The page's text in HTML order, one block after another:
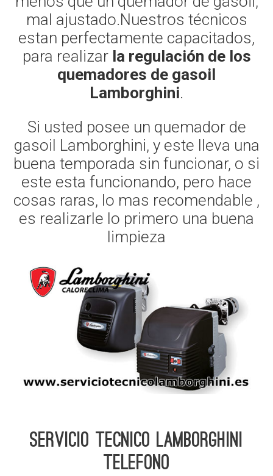
mal ajustado.Nuestros técnicos
estan perfectamente capacitados,
para realizar la regulación de los
quemadores de gasoil
Lamborghini.
Si usted posee un quemador de
gasoil Lamborghini, y este lleva una
buena temporada sin funcionar, o si
este esta funcionando, pero hace
cosas raras, lo mas recomendable ,
es realizarle lo primero una buena
limpieza
Servicio Tecnico Lamborghini
telefono